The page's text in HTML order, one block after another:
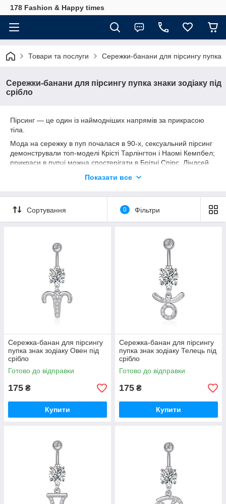
178 Fashion & Happy times
Товари та послуги Сережки-банани для пірсингу пупка
Сережки-банани для пірсингу пупка знаки зодіаку під
срібло
Пірсинг — це один із наймодніших напрямів за прикрасою
тіла.
Мода на сережку в пуп почалася в 90-х, сексуальний пірсинг
демонстрували топ-моделі Крісті Тарлінгтон і Наомі Кемпбел;
прикраси в пупці можна спостерігати в Брітні Спірс, Ліндсей
1993) Алісія Сільвертоун теж демонструє пірсинг. Завдяки
припиняється донині.
Показати все
Сортування 0 Фільтри
Сережка-банан для пірсингу
пупка знак зодіаку Овен під
срібло
Готово до відправки
175 ₴
Купити
Сережка-банан для пірсингу
пупка знак зодіаку Телець під
срібло
Готово до відправки
175 ₴
Купити